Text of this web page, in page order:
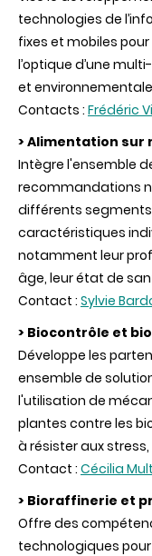
technologies de
fixes et mobiles
l’optique d’une
et
Contacts : Frédéric
> Alimentation sur
Intègre l'ensemble
recommandations
différents
caractéristiques
notamment leur
âge, leur état de
Contact : Sylvie
> Biocontrôle et
Développe les
ensemble de
l'utilisation de
plantes contre les
à résister aux
Contact : Cécilia
> Bioraffinerie et
Offre des
technologiques